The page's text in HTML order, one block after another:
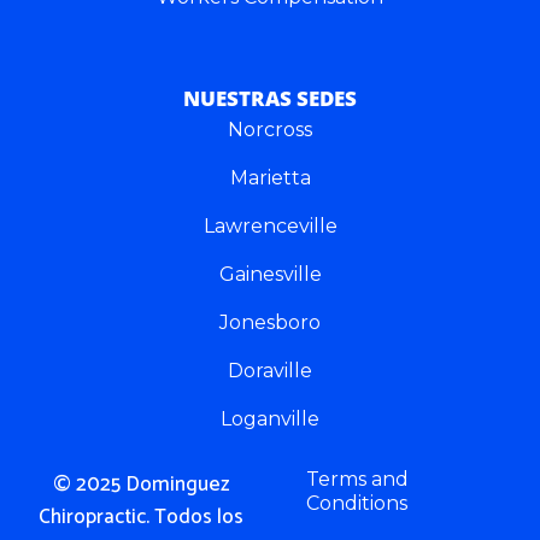
NUESTRAS SEDES
Norcross
Marietta
Lawrenceville
Gainesville
Jonesboro
Doraville
Loganville
Terms and
Conditions
© 2025 Dominguez
Chiropractic. Todos los